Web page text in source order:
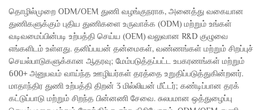
தொழில்முறை ODM/OEM துணி வழங்குநராக, அனைத்து வகையான
துணிகளுக்கும் புதிய துணிகளை உருவாக்க (ODM) மற்றும் உங்கள்
வடிவமைப்பின்படி உற்பத்தி செய்ய (OEM) வலுவான R&D குழுவை
எங்களிடம் உள்ளது. தனிப்பயன் தன்மைகள், வண்ணங்கள் மற்றும் சிறப்புச்
செயல்பாடுகளுக்கான ஆதரவு; மேம்படுத்தப்பட்ட உபகரணங்கள் மற்றும்
600+ அனுபவம் வாய்ந்த ஊழியர்கள் தரத்தை உறுதிப்படுத்துகின்றனர்.
மாதாந்திர துணி உற்பத்தி திறன் 3 மில்லியன் மீட்டர்; கண்டிப்பான தரக்
கட்டுப்பாடு மற்றும் சிறந்த பின்னணி சேவை. சுலபமான ஒத்துழைப்பு